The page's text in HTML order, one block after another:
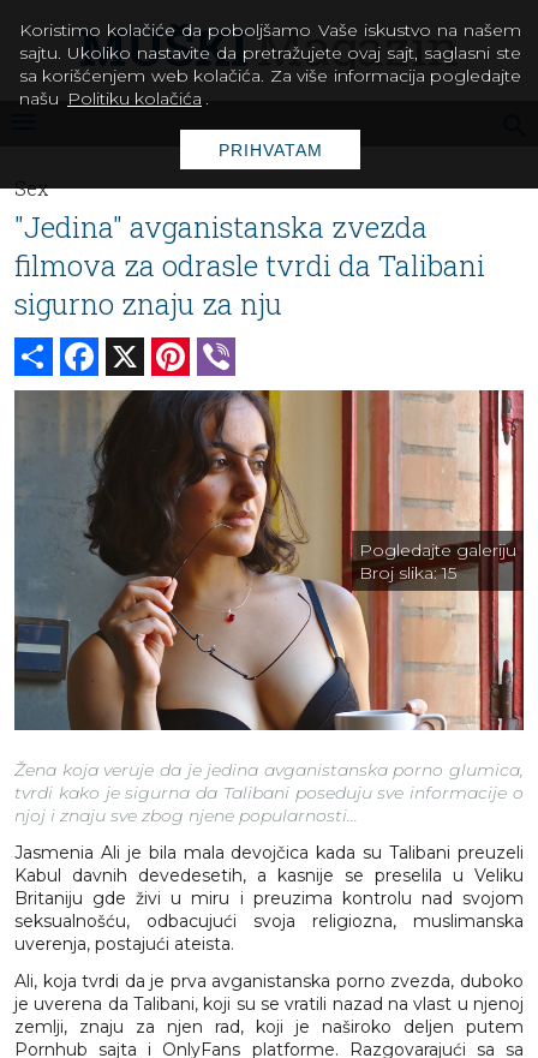
Sex
"Jedina" avganistanska zvezda
filmova za odrasle tvrdi da Talibani
sigurno znaju za nju
Share Facebook Pinterest
Pogledajte galeriju
Broj slika:15
Žena koja veruje da je jedina avganistanska porno glumica,
tvrdi kako je sigurna da Talibani poseduju sve informacije o
njoj i znaju sve zbog njene popularnosti...
Jasmenia Ali je bila mala devojčica kada su Talibani preuzeli
Kabul davnih devedesetih, a kasnije se preselila u Veliku
Britaniju gde živi u miru i preuzima kontrolu nad svojom
seksualnošću, odbacujući svoja religiozna, muslimanska
uverenja, postajući ateista.
Ali, koja tvrdi da je prva avganistanska porno zvezda, duboko
je uverena da Talibani, koji su se vratili nazad na vlast u njenoj
zemlji, znaju za njen rad, koji je naširoko deljen putem
Pornhub sajta i OnlyFans platforme. Razgovarajući sa sa
Koristimo kolačiće da poboljšamo Vaše iskustvo na našem
sajtu. Ukoliko nastavite da pretražujete ovaj sajt, saglasni ste
sa korišćenjem web kolačića. Za više informacija pogledajte
našu Politiku kolačića .
PRIHVATAM